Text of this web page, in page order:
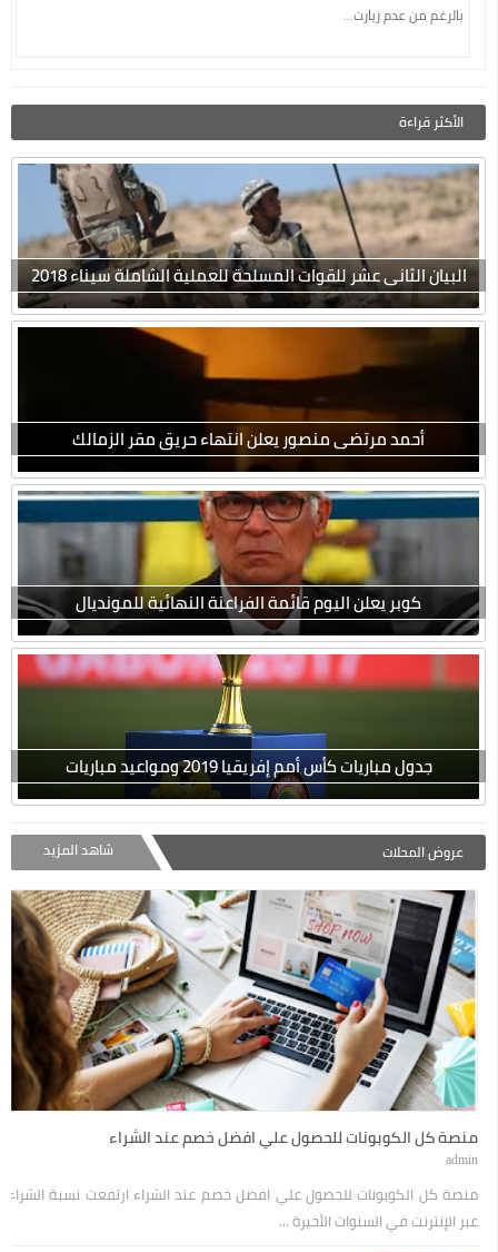
بالرغم من عدم زيارت...
الأكثر قراءة
البيان الثانى عشر للقوات المسلحة للعملية الشاملة سيناء 2018
أحمد مرتضى منصور يعلن انتهاء حريق مقر الزمالك
كوبر يعلن اليوم قائمة الفراعنة النهائية للمونديال
جدول مباريات كأس أمم إفريقيا 2019 ومواعيد مباريات
عروض المحلات شاهد المزيد
منصة كل الكوبونات للحصول علي افضل خصم عند الشراء
admin
منصة كل الكوبونات للحصول علي افضل خصم عند الشراء ارتفعت نسبة الشراء
عبر الإنترنت في السنوات الأخيرة ...